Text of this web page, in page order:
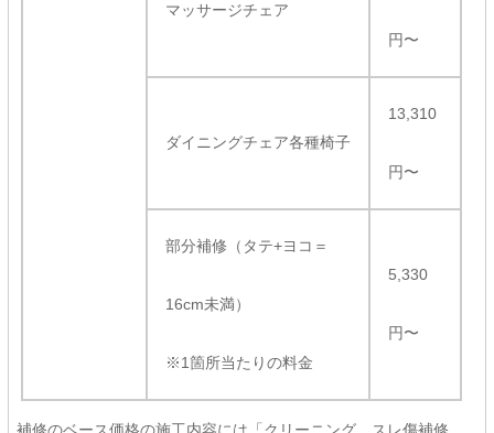
マッサージチェア
円〜
ダイニングチェア各種椅子
13,310
円〜
部分補修（タテ+ヨコ＝
16cm未満）
※1箇所当たりの料金
5,330
円〜